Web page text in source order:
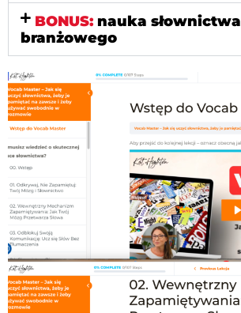
BONUS:nauka słownictwa
branżowego